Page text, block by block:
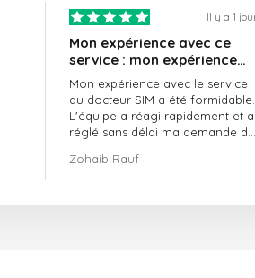
Il y a 1
Mon expérience avec ce
service : mon expérience
avec le service de
doctorSIM a été formidable.
Mon expérience avec le service
du docteur SIM a été formidable…
L'équipe a réagi rapidement et a
réglé sans délai ma demande de
Dans l'ensemble, j'ai vraiment
Zohaib Rauf